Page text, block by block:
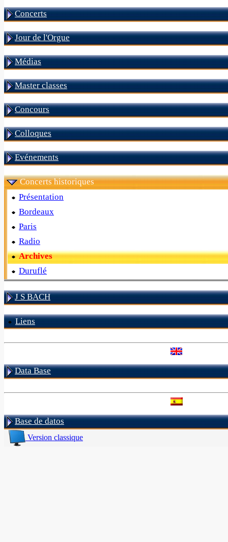
Concerts
Jour de l'Orgue
Médias
Master classes
Concours
Colloques
Evénements
Concerts historiques
Présentation
Bordeaux
Paris
Radio
Archives
Duruflé
J S BACH
Liens
Data Base
Base de datos
Version classique